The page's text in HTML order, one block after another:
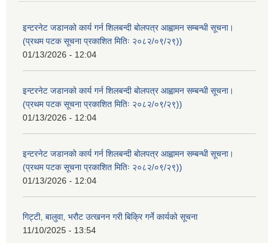
इन्टरनेट जडानको कार्य गर्न शिलबन्दी बोलपत्र आह्वामन सम्बन्धी सूचना।
(प्रथम पटक सूचना प्रकाशित मितिः २०८२/०९/२९))
01/13/2026 - 12:04
इन्टरनेट जडानको कार्य गर्न शिलबन्दी बोलपत्र आह्वामन सम्बन्धी सूचना।
(प्रथम पटक सूचना प्रकाशित मितिः २०८२/०९/२९))
01/13/2026 - 12:04
इन्टरनेट जडानको कार्य गर्न शिलबन्दी बोलपत्र आह्वामन सम्बन्धी सूचना।
(प्रथम पटक सूचना प्रकाशित मितिः २०८२/०९/२९))
01/13/2026 - 12:04
गिट्टी, बालुवा, भरौट उत्खनन गरी बिक्रि गर्ने कार्यको सूचना
11/10/2025 - 13:54